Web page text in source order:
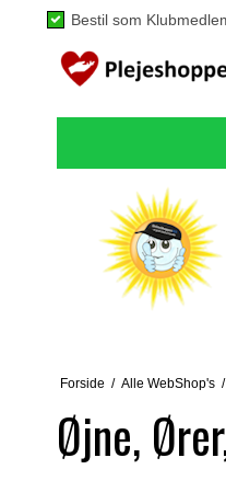
Bestil som
Forside / Alle WebShop's /
Øjne,